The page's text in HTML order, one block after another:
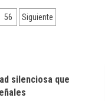
56 Siguiente
silenciosa que